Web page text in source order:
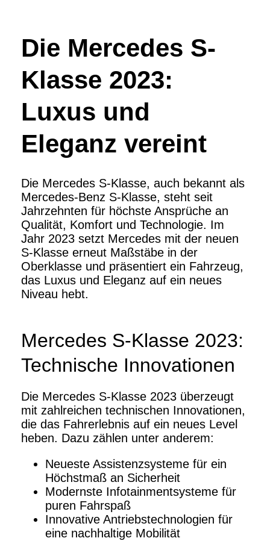
Die Mercedes S-
Klasse 2023:
Luxus und
Eleganz vereint
Die Mercedes S-Klasse, auch bekannt als
Mercedes-Benz S-Klasse, steht seit
Jahrzehnten für höchste Ansprüche an
Qualität, Komfort und Technologie. Im
Jahr 2023 setzt Mercedes mit der neuen
S-Klasse erneut Maßstäbe in der
Oberklasse und präsentiert ein Fahrzeug,
das Luxus und Eleganz auf ein neues
Niveau hebt.
Mercedes S-Klasse 2023:
Technische Innovationen
Die Mercedes S-Klasse 2023 überzeugt
mit zahlreichen technischen Innovationen,
die das Fahrerlebnis auf ein neues Level
heben. Dazu zählen unter anderem:
Neueste Assistenzsysteme für ein
Höchstmaß an Sicherheit
Modernste Infotainmentsysteme für
puren Fahrspaß
Innovative Antriebstechnologien für
eine nachhaltige Mobilität